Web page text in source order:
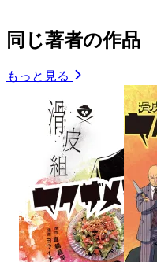
同じ著者の作品
もっと見る